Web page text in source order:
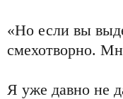
«Но если вы
смехотворно.
Я уже давно не